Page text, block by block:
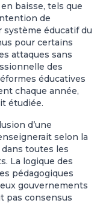
baisse, tels que
de
éducatif du
pour certains
attaques sans
des
éducatives
chaque année,
étudiée.
d’une
selon la
toutes les
La logique des
pédagogiques
gouvernements
pas consensus